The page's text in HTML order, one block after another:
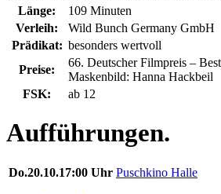
Länge:
109 Minuten
Verleih:
Wild Bunch Germany GmbH
Prädikat: besonders wertvoll
Preise:
66. Deutscher Filmpreis –
Maskenbild: Hanna Hackbeil
FSK:
ab 12
Aufführungen.
Do.20.10.17:00 Uhr Puschkino Halle